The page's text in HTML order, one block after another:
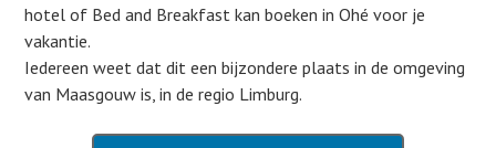
hotel of Bed and Breakfast kan boeken in Ohé voor je
vakantie.
Iedereen weet dat dit een bijzondere plaats in de omgeving
van Maasgouw is, in de regio Limburg.